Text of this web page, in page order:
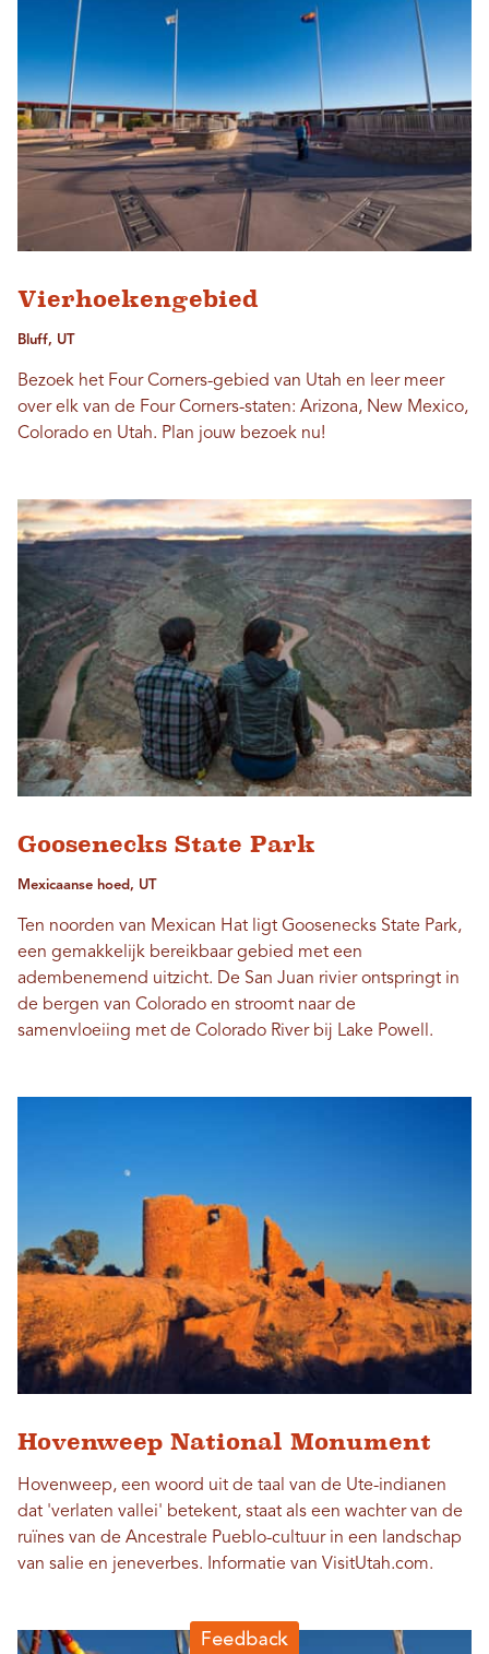
Vierhoekengebied
Bluff, UT
Bezoek het Four Corners-gebied van Utah en leer meer
over elk van de Four Corners-staten: Arizona, New Mexico,
Colorado en Utah. Plan jouw bezoek nu!
Goosenecks State Park
Mexicaanse hoed, UT
Ten noorden van Mexican Hat ligt Goosenecks State Park,
een gemakkelijk bereikbaar gebied met een
adembenemend uitzicht. De San Juan rivier ontspringt in
de bergen van Colorado en stroomt naar de
samenvloeiing met de Colorado River bij Lake Powell.
Hovenweep National Monument
Hovenweep, een woord uit de taal van de Ute-indianen
dat 'verlaten vallei' betekent, staat als een wachter van de
ruïnes van de Ancestrale Pueblo-cultuur in een landschap
van salie en jeneverbes. Informatie van VisitUtah.com.